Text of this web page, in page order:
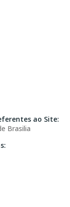
ao Site:
Brasilia